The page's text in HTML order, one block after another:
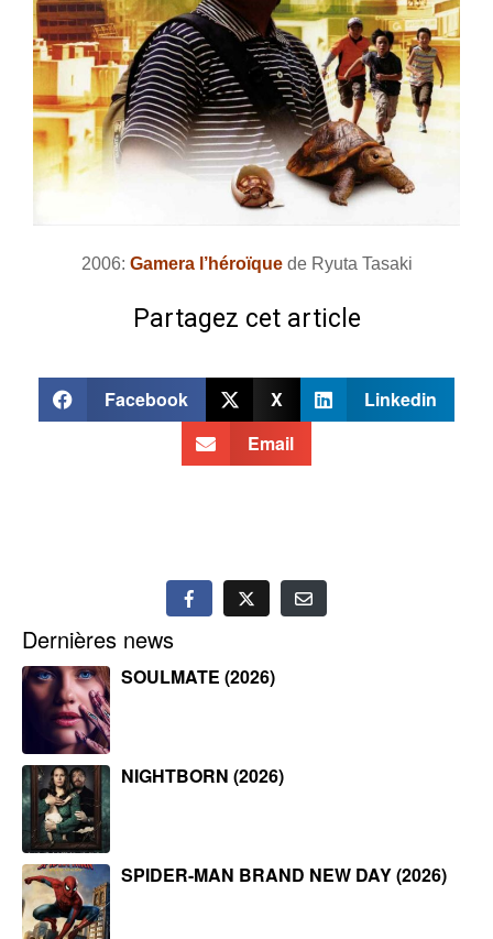
2006: Gamera l’héroïquede Ryuta Tasaki
Partagez cet article
Facebook X
Linkedin
Email
Dernières news
SOULMATE (2026)
NIGHTBORN (2026)
SPIDER-MAN BRAND NEW DAY (2026)